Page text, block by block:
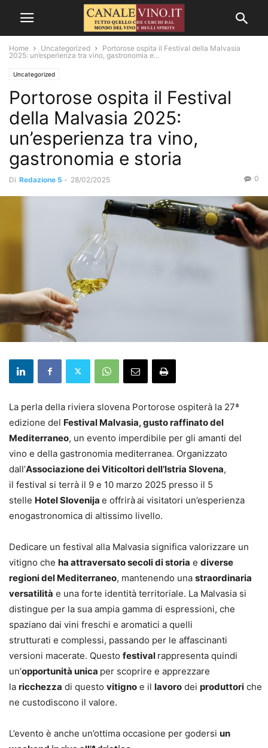
Home Uncategorized
Portorose ospita il Festival della Malvasia
2025: un’esperienza tra vino, gastronomia e...
Uncategorized
Portorose ospita il Festival
della Malvasia 2025:
un’esperienza tra vino,
gastronomia e storia
Di Redazione 5 - 28/02/2025 0
La perla della riviera slovena Portorose ospiterà la 27ª
edizione del Festival Malvasia, gusto raffinato del
Mediterraneo, un evento imperdibile per gli amanti del
vino e della gastronomia mediterranea. Organizzato
dall’Associazione dei Viticoltori dell’Istria Slovena,
il festival si terrà il 9 e 10 marzo 2025 presso il 5
stelle Hotel Slovenija e offriràai visitatori un’esperienza
enogastronomica di altissimo livello.
Dedicare un festival alla Malvasia significa valorizzare un
vitigno che ha attraversato secoli di storia e diverse
regioni del Mediterraneo, mantenendo una straordinaria
versatilità e una forte identità territoriale. La Malvasia si
distingue per la sua ampia gamma di espressioni, che
spaziano dai vini freschi e aromatici a quelli
strutturati e complessi, passando per le affascinanti
versioni macerate. Questo festival rappresenta quindi
un’opportunità unica per scoprire e apprezzare
la ricchezza di questo vitigno e il lavoro dei produttori che
ne custodiscono il valore.
L’evento è anche un’ottima occasione per godersi un